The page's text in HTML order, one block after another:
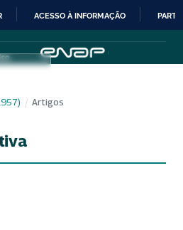
IR
PARA
CONTEÚDO
ACESSO À INFORMAÇÃO
/ Artigos